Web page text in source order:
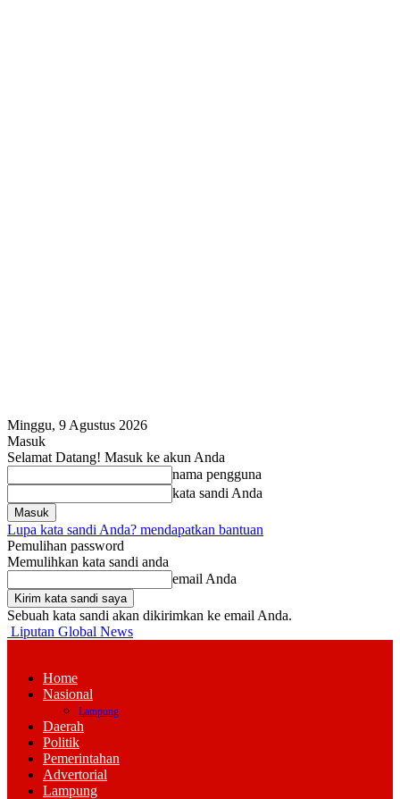
Minggu, 9 Agustus 2026
Masuk
Selamat Datang! Masuk ke akun Anda
nama pengguna
kata sandi Anda
Lupa kata sandi Anda? mendapatkan bantuan
Pemulihan password
Memulihkan kata sandi anda
email Anda
Sebuah kata sandi akan dikirimkan ke email Anda.
Liputan Global News
Home
Nasional
Lampung
Daerah
Politik
Pemerintahan
Advertorial
Lampung